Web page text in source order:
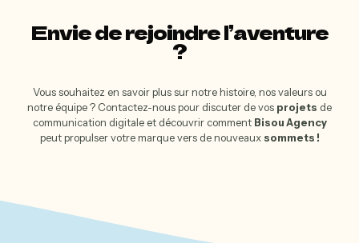
Envie de rejoindre l’aventure
?
Vous souhaitez en savoir plus sur notre histoire, nos valeurs ou
notre équipe ? Contactez-nous pour discuter de vos projets de
communication digitale et découvrir comment Bisou Agency
peut propulser votre marque vers de nouveaux sommets !